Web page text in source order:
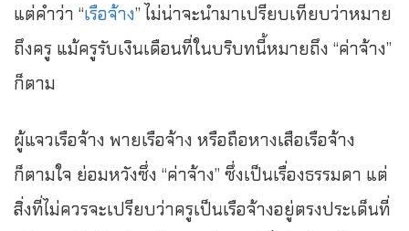
แต่คำว่า “เรือจ้าง” ไม่น่าจะนำมาเปรียบเทียบว่าหมาย
ถึงครู แม้ครูรับเงินเดือนที่ในบริบทนี้หมายถึง “ค่าจ้าง”
ก็ตาม
ผู้แจวเรือจ้าง พายเรือจ้าง หรือถือหางเสือเรือจ้าง
ก็ตามใจ ย่อมหวังซึ่ง “ค่าจ้าง” ซึ่งเป็นเรื่องธรรมดา แต่
สิ่งที่ไม่ควรจะเปรียบว่าครูเป็นเรือจ้างอยู่ตรงประเด็นที่